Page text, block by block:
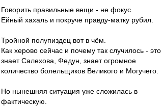
Говорить правильные вещи - не фокус.
Ейный хахаль и покруче правду-матку рубил.
Тройной полупиздец вот в чём.
Как херово сейчас и почему так случилось - это
знает Салехова, Федун, знает огромное
количество болельщиков Великого и Могучего.
Но нынешняя ситуация уже сложилась в
фактическую.